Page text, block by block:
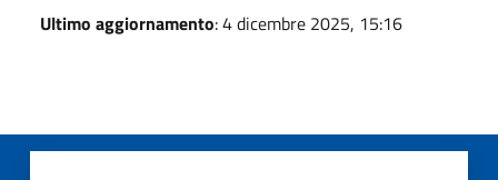
Ultimo aggiornamento: 4 dicembre 2025, 15:16